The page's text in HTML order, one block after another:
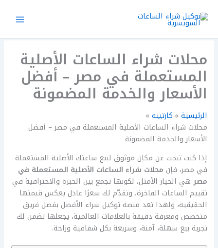
إلى
المحتوى
محلات شراء الساعات الأصلية
المستعملة في مصر – أفضل
الأسعار والخدمة المضمونة
الرئيسية
كارتييه
محلات شراء الساعات الأصلية المستعملة في مصر – أفضل
الأسعار والخدمة المضمونة
إذا كنت تبحث عن مكان موثوق لبيع ساعتك الأصلية المستعملة
في مصر، فإن محلات شراء الساعات الأصلية المستعملة في
مصر هي الخيار الأمثل، لكونها تجمع بين الخبرة والاحترافية في
تقييم الساعات الفاخرة، وتقدّم لك سعرًا عادل يعكس قيمتها
الحقيقية، ولهذا تعد منصة توكيل شراء الأفضل بفضل فريق
متخصص ومعرفة دقيقة بالعلامات العالمية، يجعلها تضمن لك
تجربة بيع سهلة، آمنة، وسريعة بكل شفافية وراحة.